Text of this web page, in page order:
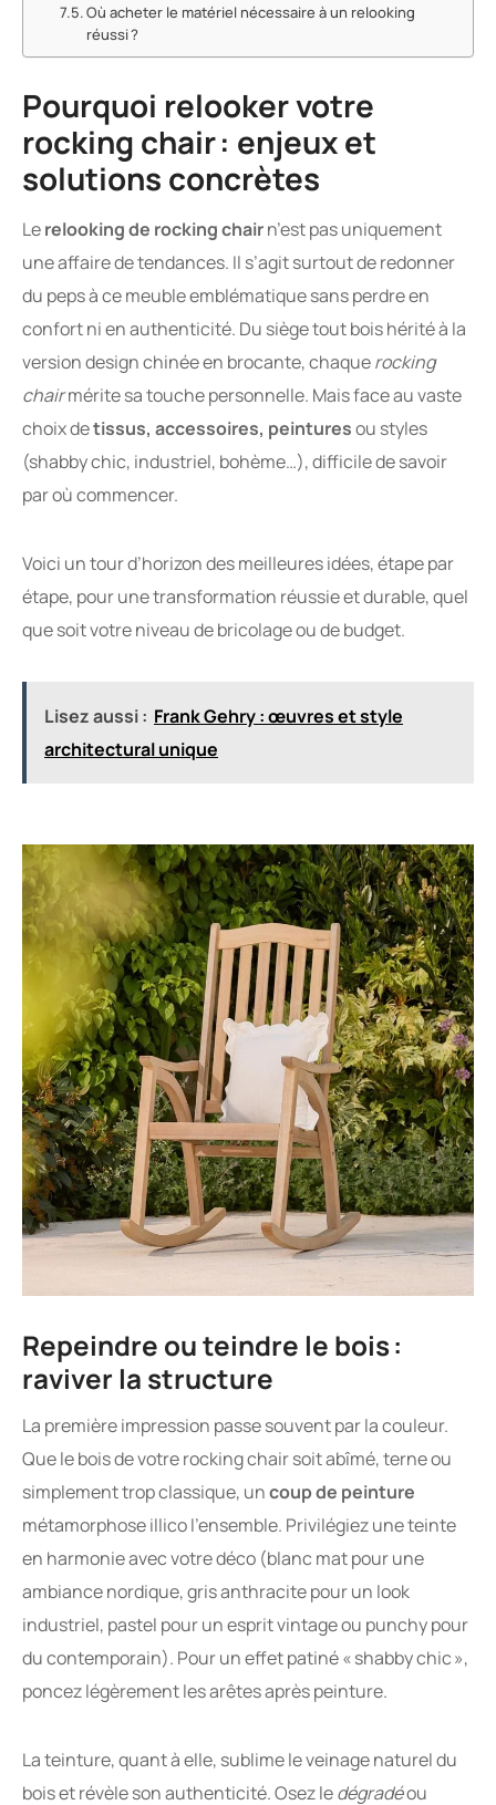
Où acheter le matériel nécessaire à un relooking
réussi ?
Pourquoi relooker votre
rocking chair : enjeux et
solutions concrètes
Lerelooking de rocking chairn’est pas uniquement
une affaire de tendances. Il s’agit surtout de redonner
du peps à ce meuble emblématique sans perdre en
confort ni en authenticité. Du siège tout bois hérité à la
version design chinée en brocante, chaquerocking
chairmérite sa touche personnelle. Mais face au vaste
choix detissus, accessoires, peinturesou styles
(shabby chic, industriel, bohème…), difficile de savoir
par où commencer.
Voici un tour d’horizon des meilleures idées, étape par
étape, pour une transformation réussie et durable, quel
que soit votre niveau de bricolage ou de budget.
Lisez aussi : Frank Gehry : œuvres et style
architectural unique
Repeindre ou teindre le bois :
raviver la structure
La première impression passe souvent par la couleur.
Que le bois de votre rocking chair soit abîmé, terne ou
simplement trop classique, uncoup de peinture
métamorphose illico l’ensemble. Privilégiez une teinte
en harmonie avec votre déco (blanc mat pour une
ambiance nordique, gris anthracite pour un look
industriel, pastel pour un esprit vintage ou punchy pour
du contemporain). Pour un effet patiné « shabby chic »,
poncez légèrement les arêtes après peinture.
La teinture, quant à elle, sublime le veinage naturel du
bois et révèle son authenticité. Osez ledégradéou